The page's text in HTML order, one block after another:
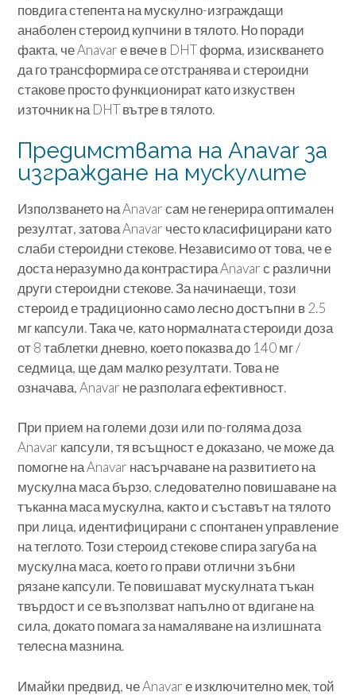
повдига степента на мускулно-изграждащи
анаболен стероид купчини в тялото.Но поради
факта, че Anavar е вече в DHT форма, изискването
да го трансформира се отстранява и стероидни
стакове просто функционират като изкуствен
източник на DHT вътре в тялото.
Предимствата на Anavar за
изграждане на мускулите
Използването на Anavar сам не генерира оптимален
резултат, затова Anavar често класифицирани като
слаби стероидни стекове. Независимо от това, че е
доста неразумно да контрастира Anavar с различни
други стероидни стекове. За начинаещи, този
стероид е традиционно само лесно достъпни в 2.5
мг капсули. Така че, като нормалната стероиди доза
от 8 таблетки дневно, което показва до 140 мг /
седмица, ще дам малко резултати. Това не
означава, Anavar не разполага ефективност.
При прием на големи дози или по-голяма доза
Anavar капсули, тя всъщност е доказано, че може да
помогне на Anavar насърчаване на развитието на
мускулна маса бързо, следователно повишаване на
тъканна маса мускулна, както и съставът на тялото
при лица, идентифицирани с спонтанен управление
на теглото. Този стероид стекове спира загуба на
мускулна маса, което го прави отлични зъбни
рязане капсули. Те повишават мускулната тъкан
твърдост и се възползват напълно от вдигане на
сила, докато помага за намаляване на излишната
телесна мазнина.
Имайки предвид, че Anavar е изключително мек, той